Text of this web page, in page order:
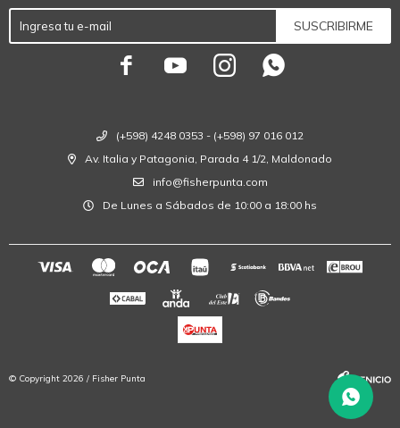
(+598) 4248 0353 - (+598) 97 016 012
Av. Italia y Patagonia, Parada 4 1/2, Maldonado
info@fisherpunta.com
De Lunes a Sábados de 10:00 a 18:00 hs
SUSCRIBIRME
   
© Copyright 2026 / Fisher Punta